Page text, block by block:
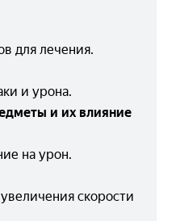
для лечения.
и урона.
и их влияние
на урон.
скорости